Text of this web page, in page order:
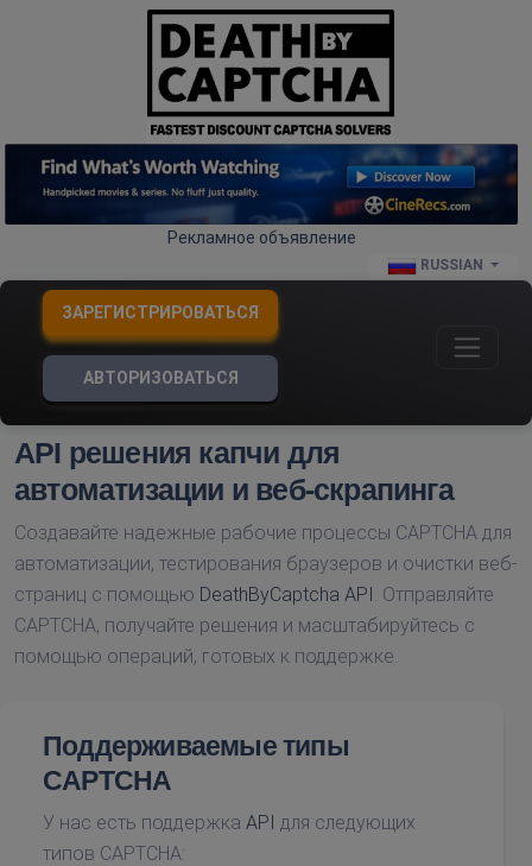
Рекламное объявление
RUSSIAN
ЗАРЕГИСТРИРОВАТЬСЯ
АВТОРИЗОВАТЬСЯ
API решения капчи для
автоматизации и веб-скрапинга
Создавайте надежные рабочие процессы CAPTCHA для
автоматизации, тестирования браузеров и очистки веб-
страниц с помощью DeathByCaptcha API . Отправляйте
CAPTCHA, получайте решения и масштабируйтесь с
помощью операций, готовых к поддержке.
Поддерживаемые типы
CAPTCHA
У нас есть поддержка API для следующих
типов CAPTCHA: